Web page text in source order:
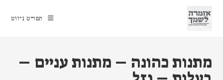
content
תפריט ניווט
מתנות כהונה – מתנות עניים –